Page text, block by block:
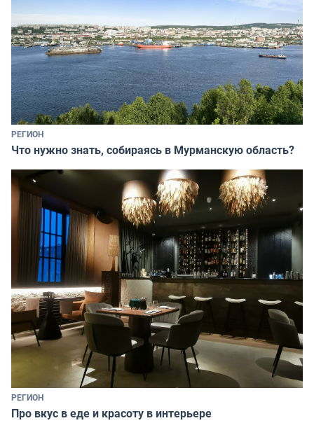
РЕГИОН
Что нужно знать, собираясь в Мурманскую область?
РЕГИОН
Про вкус в еде и красоту в интерьере